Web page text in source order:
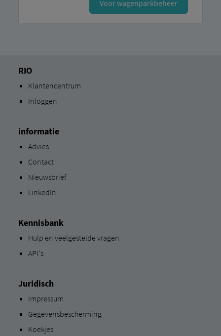
Voor wagenparkbeheer
RIO
Klantencentrum
Inloggen
informatie
Advies
Contact
Nieuwsbrief
LinkedIn
Kennisbank
Hulp en veelgestelde vragen
API's
Juridisch
Impressum
Gegevensbescherming
Koekjes